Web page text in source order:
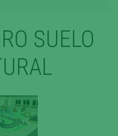
SUELO